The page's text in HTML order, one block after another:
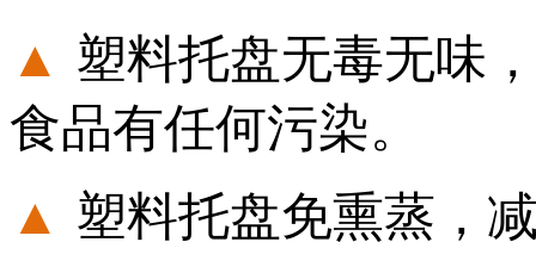
▲ 塑料托盘无毒无味
食品有任何污染。
▲ 塑料托盘免熏蒸，